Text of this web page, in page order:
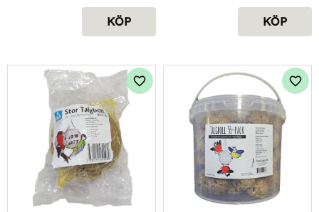
KÖP KÖP
Lägg till i favoriter